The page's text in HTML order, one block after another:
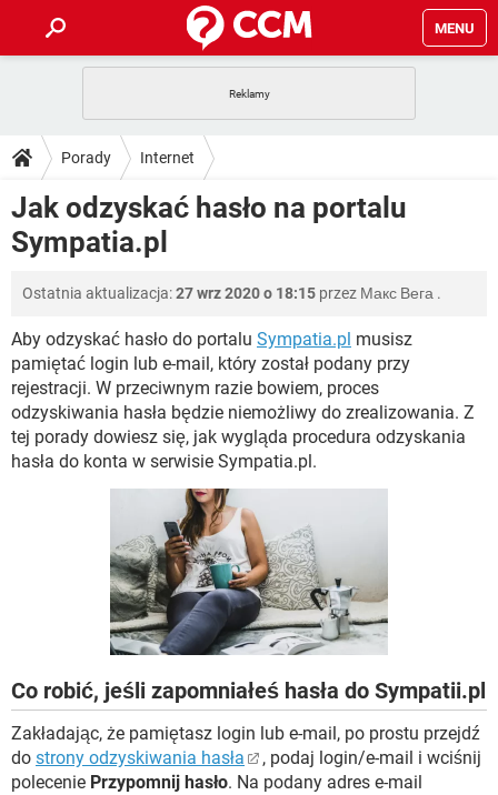
MENU
GRY
SPOTIFY NETFLIX
INSTAGRAM
PORADY
PlayStation
GRY WHATSAPP
SPOTIFY
INSTAGRAM FACEBOOK
WINDOWS 10
DO POBRANIA
ANDROID
INSTAGRAM FACEBOOK
WINDOWS 10
FORUM
COVID-19 TIKTOK
GRY WHATSAPP
SPOTIFY NETFLIX
INSTAGRAM FACEBOOK
WINDOWS 10
COVID-19 TIKTOK
GRY WHATSAPP
SPOTIFY NETFLIX
INSTAGRAM FACEBOOK
Porady Internet
Jak odzyskać hasło na portalu
Sympatia.pl
Ostatnia aktualizacja:27 wrz 2020 o 18:15 przez Макс Вега .
Aby odzyskać hasło do portalu Sympatia.pl musisz
pamiętać login lub e-mail, który został podany przy
rejestracji. W przeciwnym razie bowiem, proces
odzyskiwania hasła będzie niemożliwy do zrealizowania. Z
tej porady dowiesz się, jak wygląda procedura odzyskania
hasła do konta w serwisie Sympatia.pl.
Co robić, jeśli zapomniałeś hasła do Sympatii.pl
Zakładając, że pamiętasz login lub e-mail, po prostu przejdź
do strony odzyskiwania hasła
, podaj login/e-mail i wciśnij
polecenie Przypomnij hasło. Na podany adres e-mail